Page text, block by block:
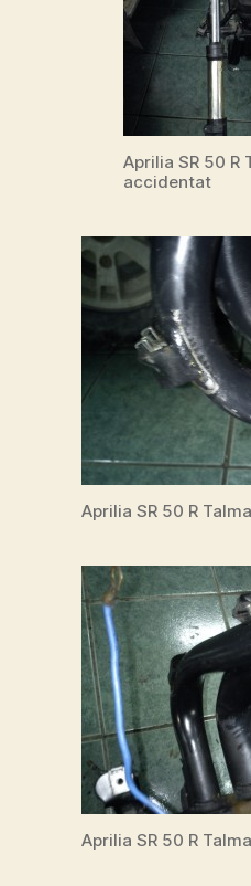
Aprilia SR 50 R
accidentat
Aprilia SR 50 R
Aprilia SR 50 R